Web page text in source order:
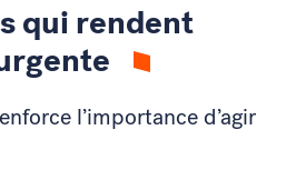
qui rendent
l’importance d’agir